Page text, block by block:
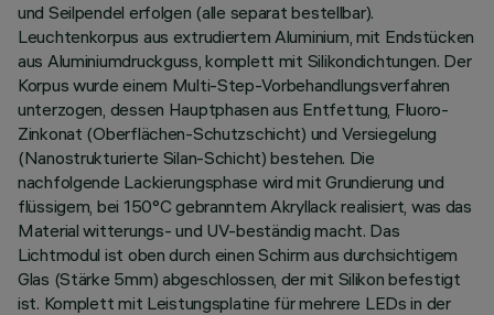
und Seilpendel erfolgen (alle separat bestellbar).
Leuchtenkorpus aus extrudiertem Aluminium, mit Endstücken
aus Aluminiumdruckguss, komplett mit Silikondichtungen. Der
Korpus wurde einem Multi-Step-Vorbehandlungsverfahren
unterzogen, dessen Hauptphasen aus Entfettung, Fluoro-
Zinkonat (Oberflächen-Schutzschicht) und Versiegelung
(Nanostrukturierte Silan-Schicht) bestehen. Die
nachfolgende Lackierungsphase wird mit Grundierung und
flüssigem, bei 150°C gebranntem Akryllack realisiert, was das
Material witterungs- und UV-beständig macht. Das
Lichtmodul ist oben durch einen Schirm aus durchsichtigem
Glas (Stärke 5mm) abgeschlossen, der mit Silikon befestigt
ist. Komplett mit Leistungsplatine für mehrere LEDs in der